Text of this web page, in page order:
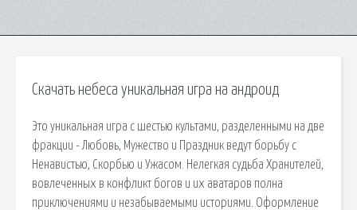
Скачать небеса уникальная игра на андроид
Это уникальная игра с шестью культами, разделенными на две
фракции - Любовь, Мужество и Праздник ведут борьбу с
Ненавистью, Скорбью и Ужасом. Нелегкая судьба Хранителей,
вовлеченных в конфликт богов и их аватаров полна
приключениями и незабываемыми историями. Оформление